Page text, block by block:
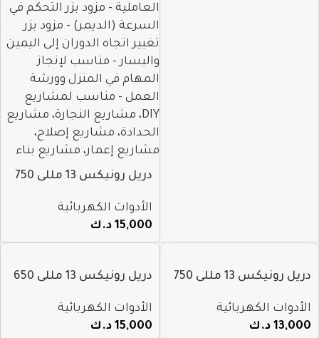
دريل رونيكس 13 مللى 750
الأدوات الكهربائية
15,000 د.ك
دريل رونيكس 13 مللى 750
الأدوات الكهربائية
13,000 د.ك
دريل رونيكس 13 مللى 650
الأدوات الكهربائية
15,000 د.ك